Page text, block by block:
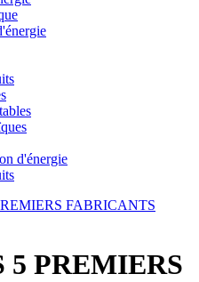
d'énergie
FABRICANTS
5 PREMIERS